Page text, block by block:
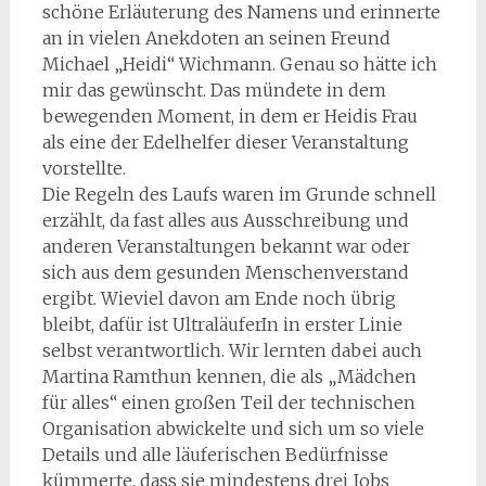
schöne Erläuterung des Namens und erinnerte
an in vielen Anekdoten an seinen Freund
Michael „Heidi“ Wichmann. Genau so hätte ich
mir das gewünscht. Das mündete in dem
bewegenden Moment, in dem er Heidis Frau
als eine der Edelhelfer dieser Veranstaltung
vorstellte.
Die Regeln des Laufs waren im Grunde schnell
erzählt, da fast alles aus Ausschreibung und
anderen Veranstaltungen bekannt war oder
sich aus dem gesunden Menschenverstand
ergibt. Wieviel davon am Ende noch übrig
bleibt, dafür ist UltraläuferIn in erster Linie
selbst verantwortlich. Wir lernten dabei auch
Martina Ramthun kennen, die als „Mädchen
für alles“ einen großen Teil der technischen
Organisation abwickelte und sich um so viele
Details und alle läuferischen Bedürfnisse
kümmerte, dass sie mindestens drei Jobs